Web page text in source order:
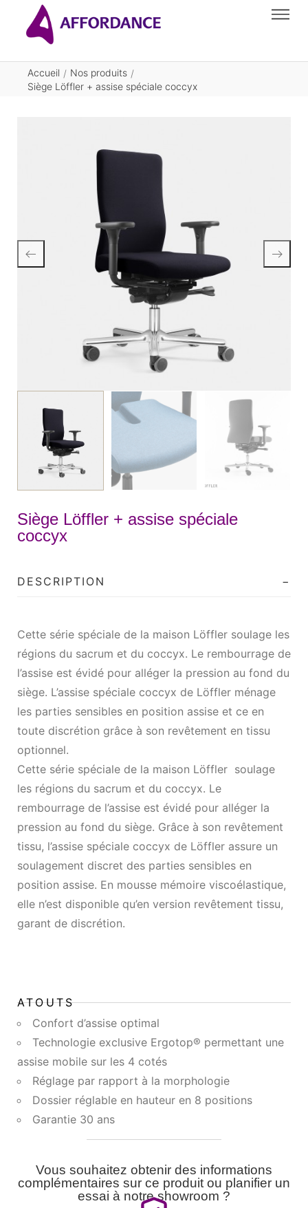
Accueil / Nos produits /
Siège Löffler + assise spéciale coccyx
Siège Löffler + assise spéciale
coccyx
DESCRIPTION
Cette série spéciale de la maison Löffler soulage les
régions du sacrum et du coccyx. Le rembourrage de
l’assise est évidé pour alléger la pression au fond du
siège. L’assise spéciale coccyx de Löffler ménage
les parties sensibles en position assise et ce en
toute discrétion grâce à son revêtement en tissu
optionnel.
Cette série spéciale de la maison Löffler soulage
les régions du sacrum et du coccyx. Le
rembourrage de l’assise est évidé pour alléger la
pression au fond du siège. Grâce à son revêtement
tissu, l’assise spéciale coccyx de Löffler assure un
soulagement discret des parties sensibles en
position assise. En mousse mémoire viscoélastique,
elle n’est disponible qu’en version revêtement tissu,
garant de discrétion.
ATOUTS
Confort d’assise optimal
Technologie exclusive Ergotop® permettant une
assise mobile sur les 4 cotés
Réglage par rapport à la morphologie
Dossier réglable en hauteur en 8 positions
Garantie 30 ans
Vous souhaitez obtenir des informations
complémentaires sur ce produit ou planifier un
essai à notre showroom ?